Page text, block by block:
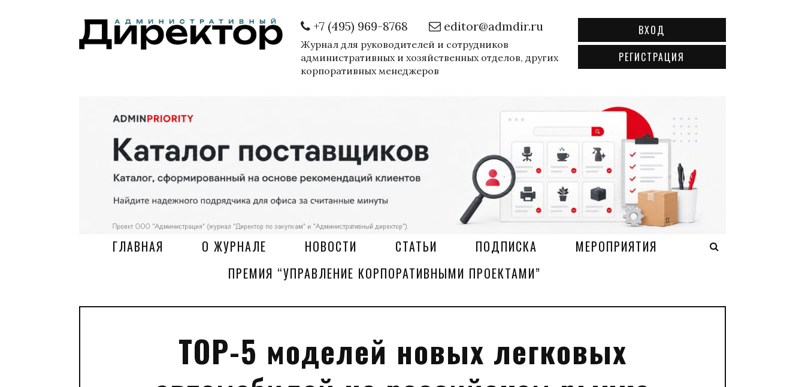
+7 (495) 969-8768 editor@admdir.ru
Журнал для руководителей и сотрудников
административных и хозяйственных отделов, других
корпоративных менеджеров
ВХОД
РЕГИСТРАЦИЯ
ГЛАВНАЯ О ЖУРНАЛЕ НОВОСТИ СТАТЬИ ПОДПИСКА
МЕРОПРИЯТИЯ
ПРЕМИЯ “УПРАВЛЕНИЕ КОРПОРАТИВНЫМИ ПРОЕКТАМИ”
ТОР-5 моделей новых легковых